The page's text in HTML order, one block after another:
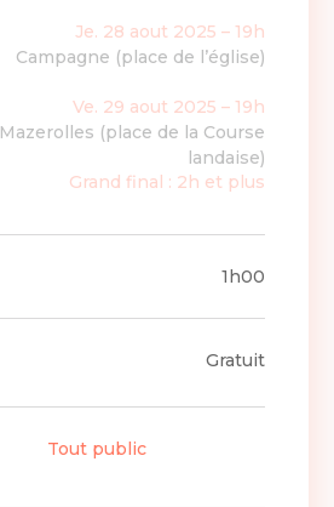
Je. 28 aout 2025 – 19h
Campagne (place de l’église)
Ve. 29 aout 2025 – 19h
Mazerolles (place de la Course
landaise)
Grand final : 2h et plus
1h00
Gratuit
Tout public